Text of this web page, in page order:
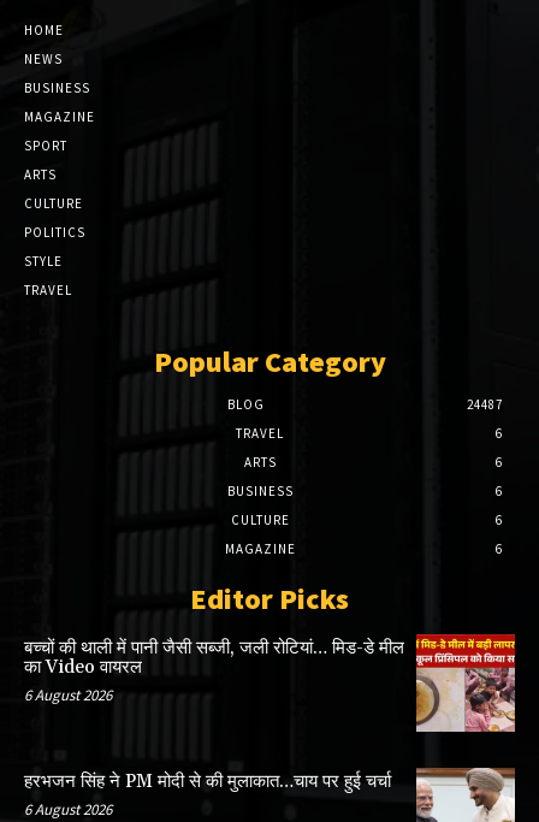
HOME
NEWS
BUSINESS
MAGAZINE
SPORT
ARTS
CULTURE
POLITICS
STYLE
TRAVEL
Popular Category
BLOG
24487
TRAVEL
6
ARTS
6
BUSINESS
6
CULTURE
6
MAGAZINE
6
Editor Picks
बच्चों की थाली में पानी जैसी सब्जी, जली रोटियां… मिड-डे मील
का Video वायरल
6 August 2026
हरभजन सिंह ने PM मोदी से की मुलाकात…चाय पर हुई चर्चा
6 August 2026